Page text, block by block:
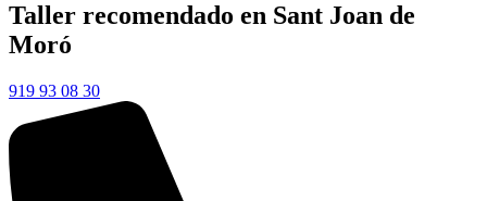
Taller recomendado en Sant Joan de
Moró
919 93 08 30